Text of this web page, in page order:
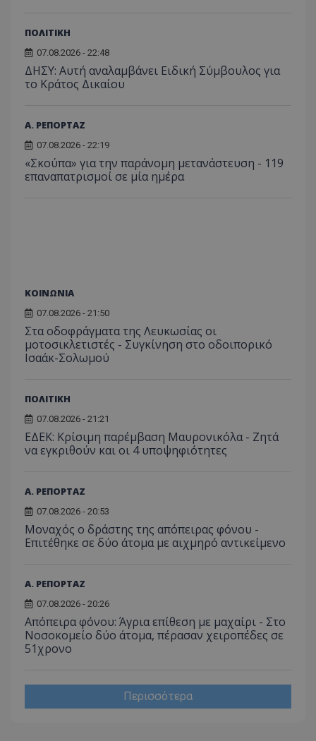
ΠΟΛΙΤΙΚΗ
07.08.2026 - 22:48
ΔΗΣΥ: Αυτή αναλαμβάνει Ειδική Σύμβουλος για
το Κράτος Δικαίου
Α. ΡΕΠΟΡΤΑΖ
07.08.2026 - 22:19
«Σκούπα» για την παράνομη μετανάστευση - 119
επαναπατρισμοί σε μία ημέρα
ΚΟΙΝΩΝΙΑ
07.08.2026 - 21:50
Στα οδοφράγματα της Λευκωσίας οι
μοτοσικλετιστές - Συγκίνηση στο οδοιπορικό
Ισαάκ-Σολωμού
ΠΟΛΙΤΙΚΗ
07.08.2026 - 21:21
ΕΔΕΚ: Κρίσιμη παρέμβαση Μαυρονικόλα - Ζητά
να εγκριθούν και οι 4 υποψηφιότητες
Α. ΡΕΠΟΡΤΑΖ
07.08.2026 - 20:53
Μοναχός ο δράστης της απόπειρας φόνου -
Επιτέθηκε σε δύο άτομα με αιχμηρό αντικείμενο
Α. ΡΕΠΟΡΤΑΖ
07.08.2026 - 20:26
Απόπειρα φόνου: Άγρια επίθεση με μαχαίρι - Στο
Νοσοκομείο δύο άτομα, πέρασαν χειροπέδες σε
51χρονο
Περισσότερα